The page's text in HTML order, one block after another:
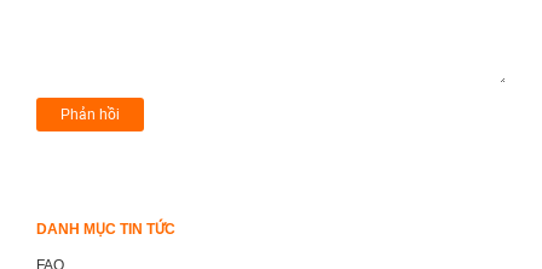
DANH MỤC TIN TỨC
FAQ